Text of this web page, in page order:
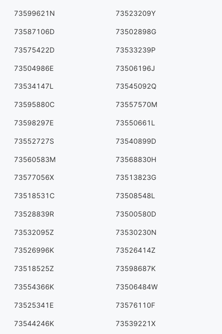
73599621N 73523209Y
73587106D 73502898G
73575422D 73533239P
73504986E 73506196J
73534147L 73545092Q
73595880C 73557570M
73598297E 73550661L
73552727S 73540899D
73560583M 73568830H
73577056X 73513823G
73518531C 73508548L
73528839R 73500580D
73532095Z 73530230N
73526996K 73526414Z
73518525Z 73598687K
73554366K 73506484W
73525341E 73576110F
73544246K 73539221X